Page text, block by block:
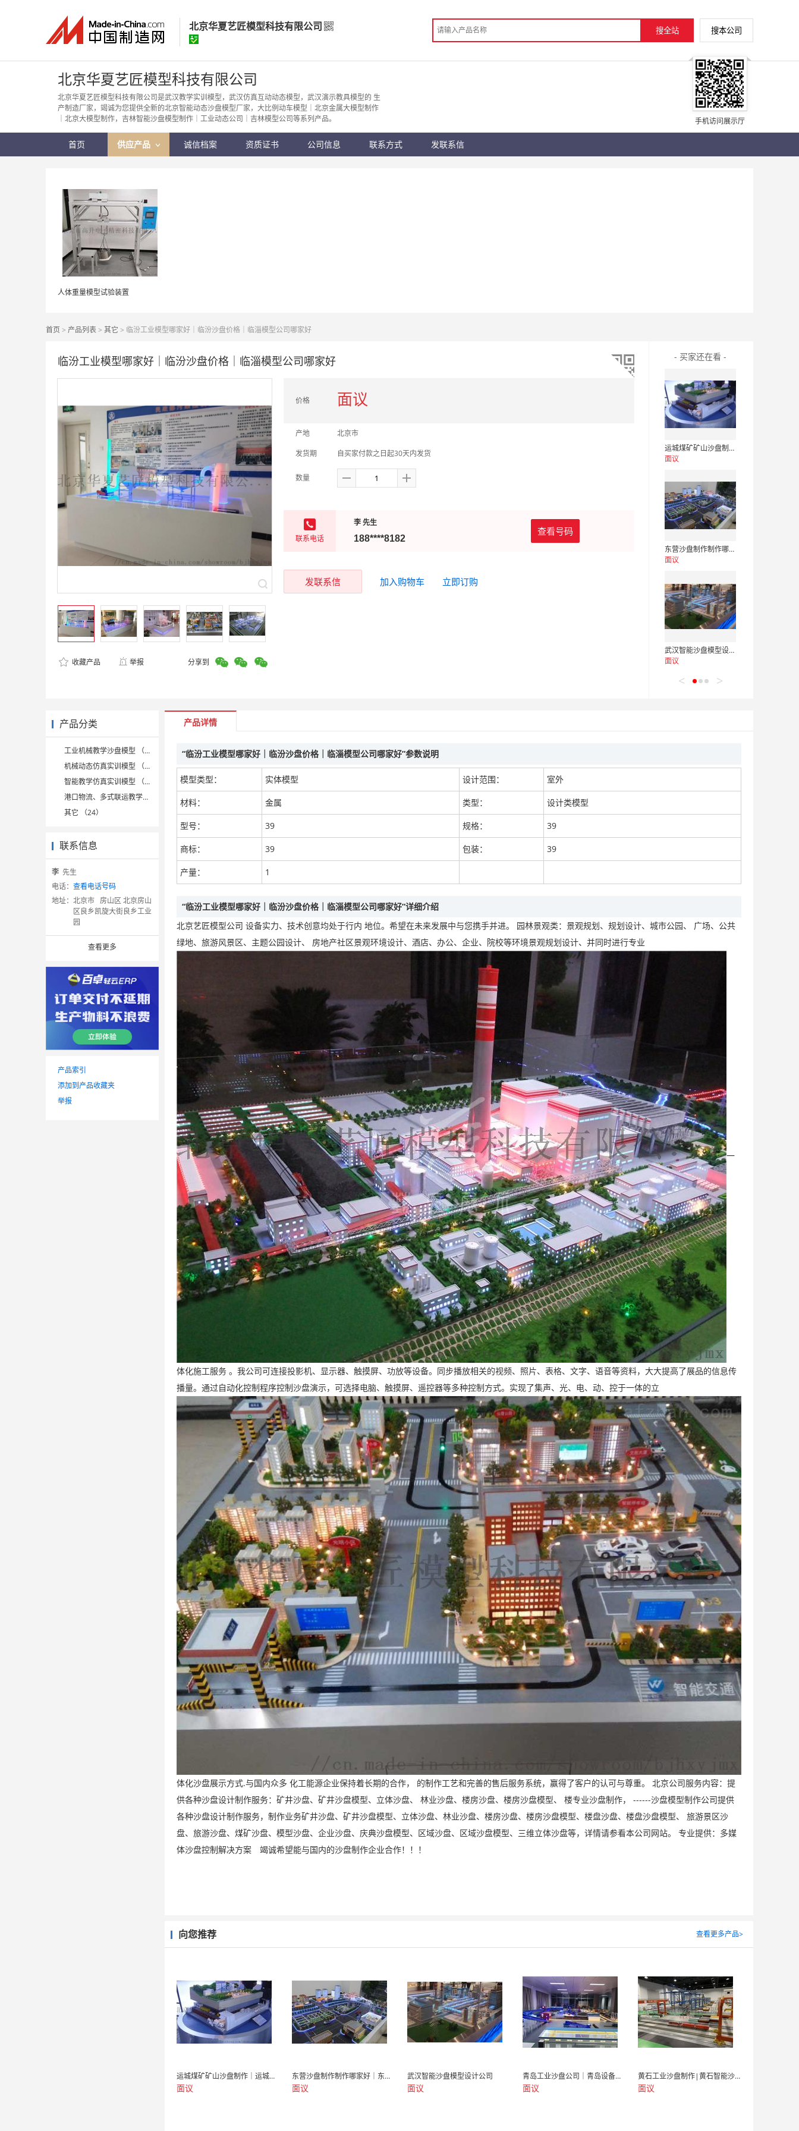
北京华夏艺匠模型科技有限公司
北京华夏艺匠模型科技有限公司
经营模式：生产制造
所在地区：北京市
认证信息：
身份认证
手机访问展示厅
北京华夏艺匠模型科技有限公司
北京华夏艺匠模型科技有限公司是武汉教学实训模型，武汉仿真互动动态模型，武汉演示教具模型的 生
产制造厂家，竭诚为您提供全新的北京智能动态沙盘模型厂家，大比例动车模型｜北京金属大模型制作
｜北京大模型制作，吉林智能沙盘模型制作｜工业动态公司｜吉林模型公司等系列产品。
手机访问展示厅
首页 供应产品 诚信档案 资质证书 公司信息 联系方式 发联系信
人体重量模型试验装置
首页> 产品列表> 其它 > 临汾工业模型哪家好｜临汾沙盘价格｜临淄模型公司哪家好
临汾工业模型哪家好｜临汾沙盘价格｜临淄模型公司哪家好 - 买家还在看 -
运城煤矿矿山沙盘制作｜运城沙盘模型价格
面议
东营沙盘制作制作哪家好｜东营沙盘价格
面议
武汉智能沙盘模型设计公司
面议
面议
秦皇岛智能工业模型
面议
< >
收藏产品 举报 分享到
价格 面议
产地
北京市
发货期
自买家付款之日起30天内发货
数量
联系电话
李 先生
188****8182
查看号码
发联系信 加入购物车 立即订购
产品分类
工业机械教学沙盘模型 （3）
机械动态仿真实训模型 （5）
智能教学仿真实训模型 （6）
港口物流、多式联运教学沙盘模型 （1）
其它 （24）
联系信息
李 先生
电话： 查看电话号码
地址： 北京市 房山区 北京房山
区良乡凯旋大街良乡工业
园
查看更多
产品索引
添加到产品收藏夹
举报
产品详情
“临汾工业模型哪家好｜临汾沙盘价格｜临淄模型公司哪家好”参数说明
模型类型： 实体模型 设计范围： 室外
材料： 金属 类型： 设计类模型
型号： 39 规格： 39
商标： 39 包装： 39
产量： 1
“临汾工业模型哪家好｜临汾沙盘价格｜临淄模型公司哪家好”详细介绍
北京艺匠模型公司 设备实力、技术创意均处于行内 地位。希望在未来发展中与您携手并进。 园林景观类：景观规划、规划设计、城市公园、 广场、公共
绿地、旅游风景区、主题公园设计、 房地产社区景观环境设计、酒店、办公、企业、院校等环境景观规划设计、并同时进行专业
一
体化施工服务 。我公司可连接投影机、显示器、触摸屏、功放等设备。同步播放相关的视频、照片、表格、文字、语音等资料，大大提高了展品的信息传
播量。通过自动化控制程序控制沙盘演示，可选择电脑、触摸屏、遥控器等多种控制方式。实现了集声、光、电、动、控于一体的立
体化沙盘展示方式.与国内众多 化工能源企业保持着长期的合作， 的制作工艺和完善的售后服务系统，赢得了客户的认可与尊重。 北京公司服务内容：提
供各种沙盘设计制作服务：矿井沙盘、矿井沙盘模型、立体沙盘、 林业沙盘、楼房沙盘、楼房沙盘模型、 楼专业沙盘制作， ------沙盘模型制作公司提供
各种沙盘设计制作服务，制作业务矿井沙盘、矿井沙盘模型、立体沙盘、林业沙盘、楼房沙盘、楼房沙盘模型、楼盘沙盘、楼盘沙盘模型、 旅游景区沙
盘、旅游沙盘、煤矿沙盘、模型沙盘、企业沙盘、庆典沙盘模型、区域沙盘、区域沙盘模型、三维立体沙盘等，详情请参看本公司网站。 专业提供：多媒
体沙盘控制解决方案 竭诚希望能与国内的沙盘制作企业合作！！！
查看更多产品>
向您推荐
运城煤矿矿山沙盘制作｜运城沙盘模型价格
面议
东营沙盘制作制作哪家好｜东营沙盘价格
面议
武汉智能沙盘模型设计公司
面议
青岛工业沙盘公司｜青岛设备仿真制作
面议
黄石工业沙盘制作|黄石智能沙盘模型价格
面议